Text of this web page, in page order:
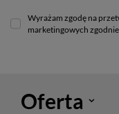
Wyrażam zgodę na
marketingowych
Oferta